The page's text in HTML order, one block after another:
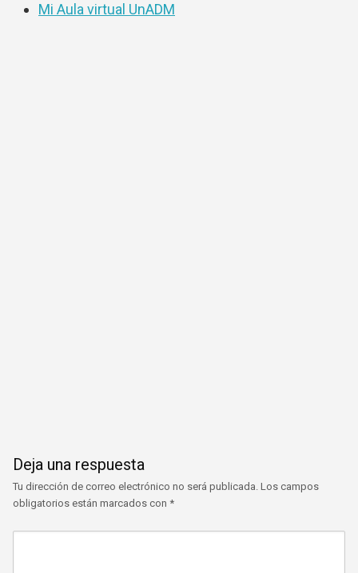
Mi Aula virtual UnADM
Deja una respuesta
Tu dirección de correo electrónico no será publicada. Los campos
obligatorios están marcados con *